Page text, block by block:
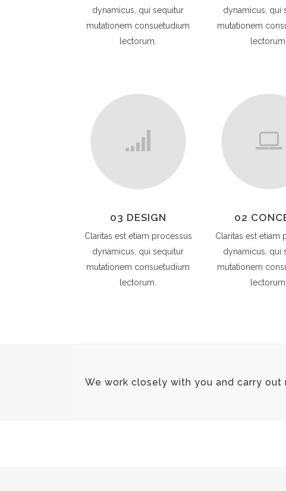
dynamicus, qui sequitur
mutationem consuetudium
lectorum.
dynamicus, qui
mutationem
lectorum.
03 DESIGN
Claritas est etiam processus
dynamicus, qui sequitur
mutationem consuetudium
lectorum.
02
Claritas est etiam
dynamicus, qui
mutationem
lectorum.
We work closely with you and carry